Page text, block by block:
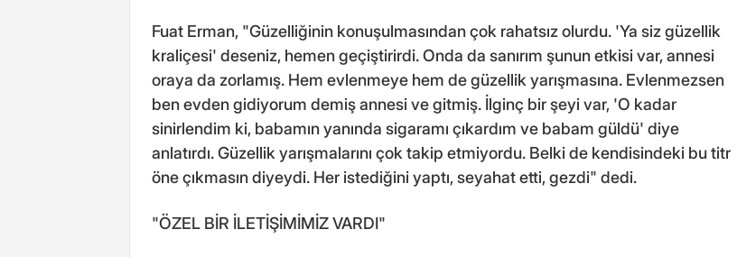
Fuat Erman, "Güzelliğinin konuşulmasından çok rahatsız olurdu. 'Ya siz güzellik
kraliçesi' deseniz, hemen geçiştirirdi. Onda da sanırım şunun etkisi var, annesi
oraya da zorlamış. Hem evlenmeye hem de güzellik yarışmasına. Evlenmezsen
ben evden gidiyorum demiş annesi ve gitmiş. İlginç bir şeyi var, 'O kadar
sinirlendim ki, babamın yanında sigaramı çıkardım ve babam güldü' diye
anlatırdı. Güzellik yarışmalarını çok takip etmiyordu. Belki de kendisindeki bu titr
öne çıkmasın diyeydi. Her istediğini yaptı, seyahat etti, gezdi" dedi.
"ÖZEL BİR İLETİŞİMİMİZ VARDI"